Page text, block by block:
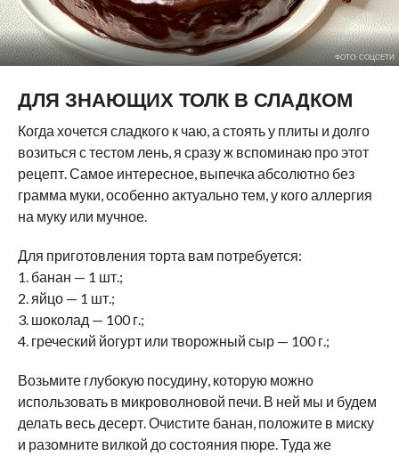
ФОТО: СОЦСЕТИ
ДЛЯ ЗНАЮЩИХ ТОЛК В СЛАДКОМ
Когда хочется сладкого к чаю, а стоять у плиты и долго
возиться с тестом лень, я сразу ж вспоминаю про этот
рецепт. Самое интересное, выпечка абсолютно без
грамма муки, особенно актуально тем, у кого аллергия
на муку или мучное.
Для приготовления торта вам потребуется:
1. банан — 1 шт.;
2. яйцо — 1 шт.;
3. шоколад — 100 г.;
4. греческий йогурт или творожный сыр — 100 г.;
Возьмите глубокую посудину, которую можно
использовать в микроволновой печи. В ней мы и будем
делать весь десерт. Очистите банан, положите в миску
и разомните вилкой до состояния пюре. Туда же